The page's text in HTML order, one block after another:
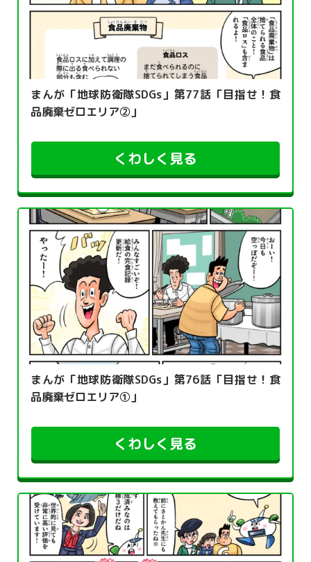
まんが「地球防衛隊SDGs」第77話「目指せ！食
品廃棄ゼロエリア②」
くわしく見る
まんが「地球防衛隊SDGs」第76話「目指せ！食
品廃棄ゼロエリア①」
くわしく見る